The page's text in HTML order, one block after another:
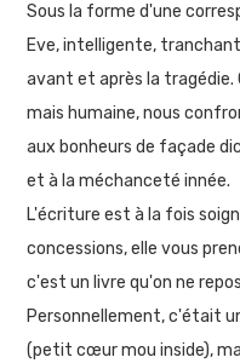
Sous la forme d'une
Eve, intelligente,
avant et après la
mais humaine, nous
aux bonheurs de façade
et à la méchanceté innée.
L'écriture est à la fois
concessions, elle vous
c'est un livre qu'on ne
Personnellement, c'était
(petit cœur mou inside),